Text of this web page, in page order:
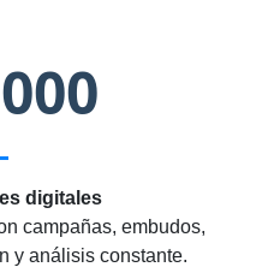
digitales
campañas, embudos,
y análisis constante.